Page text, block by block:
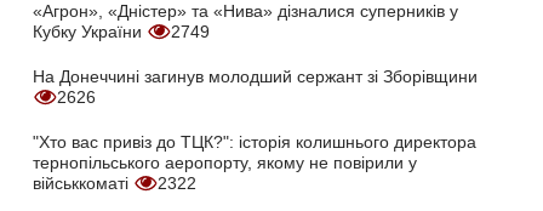
«Агрон», «Дністер» та «Нива» дізналися суперників у
Кубку України
2749
На Донеччині загинув молодший сержант зі Зборівщини
2626
"Хто вас привіз до ТЦК?": історія колишнього директора
тернопільського аеропорту, якому не повірили у
військкоматі
2322